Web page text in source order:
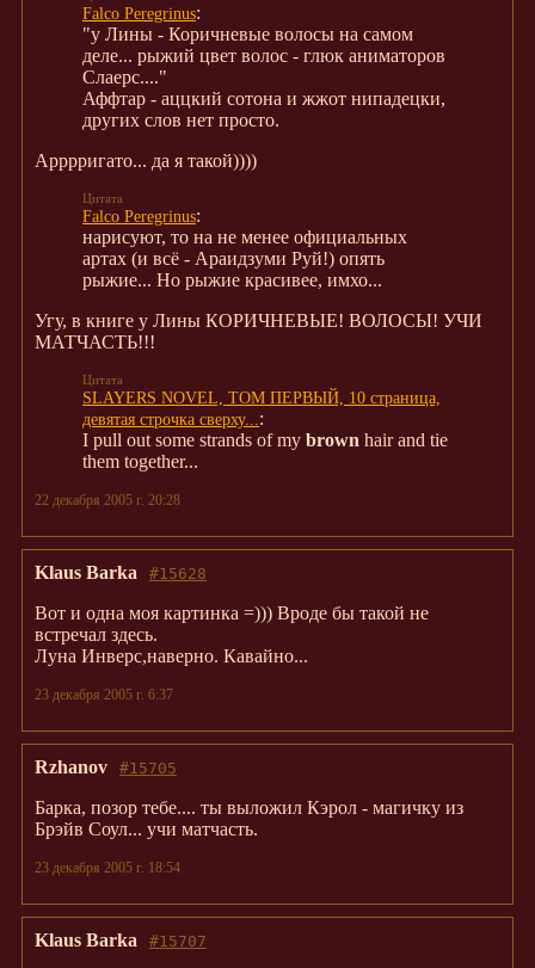
Falco Peregrinus:
"у Лины - Коричневые волосы на самом
деле... рыжий цвет волос - глюк аниматоров
Слаерс...."
Аффтар - аццкий сотона и жжот нипадецки,
других слов нет просто.
Арррригато... да я такой))))
Falco Peregrinus:
нарисуют, то на не менее официальных
артах (и всё - Араидзуми Руй!) опять
рыжие... Но рыжие красивее, имхо...
Угу, в книге у Лины КОРИЧНЕВЫЕ! ВОЛОСЫ! УЧИ
МАТЧАСТЬ!!!
SLAYERS NOVEL, ТОМ ПЕРВЫЙ, 10 страница,
девятая строчка сверху... :
I pull out some strands of my brown hair and tie
them together...
22 декабря 2005 г. 20:28
#15628
Klaus Barka
Вот и одна моя картинка =))) Вроде бы такой не
встречал здесь.
Луна Инверс,наверно. Кавайно...
23 декабря 2005 г. 6:37
#15705
Rzhanov
Барка, позор тебе.... ты выложил Кэрол - магичку из
Брэйв Соул... учи матчасть.
23 декабря 2005 г. 18:54
#15707
Klaus Barka